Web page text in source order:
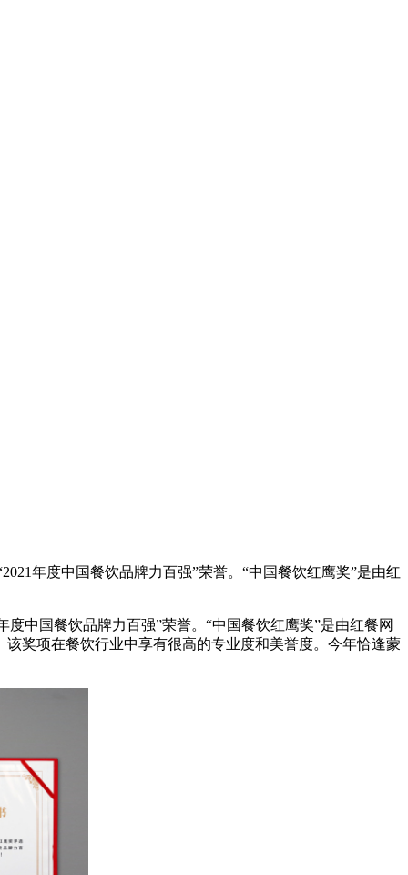
年度中国餐饮品牌力百强”荣誉。“中国餐饮红鹰奖”是由红
中国餐饮品牌力百强”荣誉。“中国餐饮红鹰奖”是由红餐网
奖项在餐饮行业中享有很高的专业度和美誉度。今年恰逢蒙